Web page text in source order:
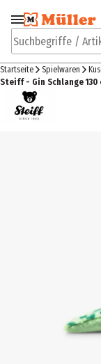
Zur Navigation
springen
Suchbegriffe /
Startseite Spielwaren
Steiff - Gin Schlange 130